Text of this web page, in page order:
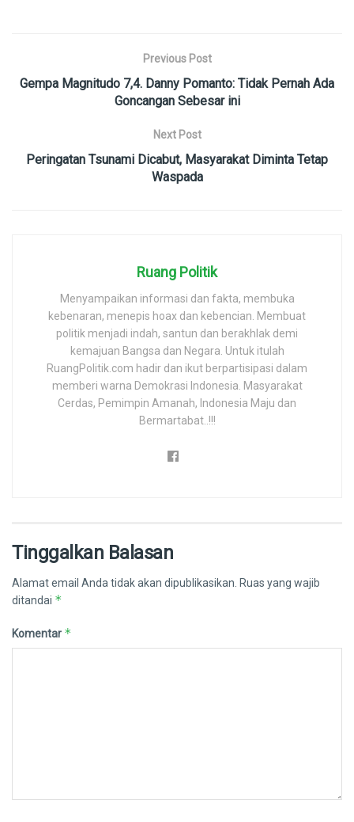
Previous Post
Gempa Magnitudo 7,4. Danny Pomanto: Tidak Pernah Ada
Goncangan Sebesar ini
Next Post
Peringatan Tsunami Dicabut, Masyarakat Diminta Tetap
Waspada
Ruang Politik
Menyampaikan informasi dan fakta, membuka
kebenaran, menepis hoax dan kebencian. Membuat
politik menjadi indah, santun dan berakhlak demi
kemajuan Bangsa dan Negara. Untuk itulah
RuangPolitik.com hadir dan ikut berpartisipasi dalam
memberi warna Demokrasi Indonesia. Masyarakat
Cerdas, Pemimpin Amanah, Indonesia Maju dan
Bermartabat..!!!
Tinggalkan Balasan
Alamat email Anda tidak akan dipublikasikan. Ruas yang wajib
ditandai *
Komentar *